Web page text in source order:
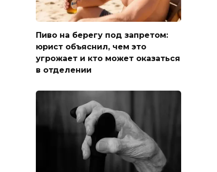
Пиво на берегу под запретом:
юрист объяснил, чем это
угрожает и кто может оказаться
в отделении